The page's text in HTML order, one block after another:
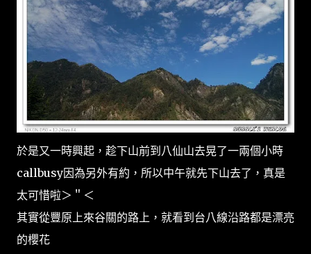
於是又一時興起，趁下山前到八仙山去晃了一兩個小時
callbusy因為另外有約，所以中午就先下山去了，真是
太可惜啦＞＂＜
其實從豐原上來谷關的路上，就看到台八線沿路都是漂亮
的櫻花